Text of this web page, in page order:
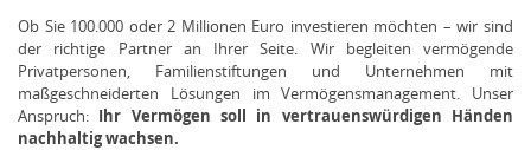
Ob Sie 100.000 oder 2 Millionen Euro investieren möchten – wir sind
der richtige Partner an Ihrer Seite. Wir begleiten vermögende
Privatpersonen, Familienstiftungen und Unternehmen mit
maßgeschneiderten Lösungen im Vermögensmanagement. Unser
Anspruch: Ihr Vermögen soll in vertrauenswürdigen Händen
nachhaltig wachsen.